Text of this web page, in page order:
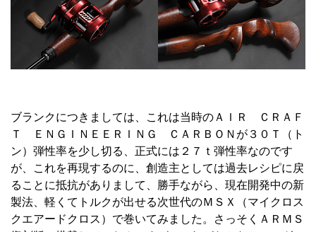
ブランクにつきましては、これは当時のＡＩＲ ＣＲＡＦ
Ｔ ＥＮＧＩＮＥＥＲＩＮＧ ＣＡＲＢＯＮが３０Ｔ（ト
ン）弾性率を少し切る、正式には２７ｔ弾性率なのです
が、これを再現するのに、創造主としては過去レシピに戻
ることに抵抗がありまして、勝手ながら、現在開発中の新
製法、軽くてトルクが出せる次世代のＭＳＸ（マイクロス
クエアードクロス）で巻いてみました。さっそくＡＲＭＳ